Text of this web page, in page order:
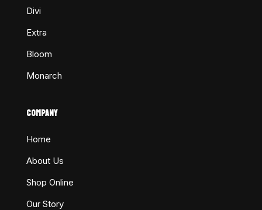
Divi
Extra
Bloom
Monarch
COMPANY
Home
About Us
Shop Online
Our Story